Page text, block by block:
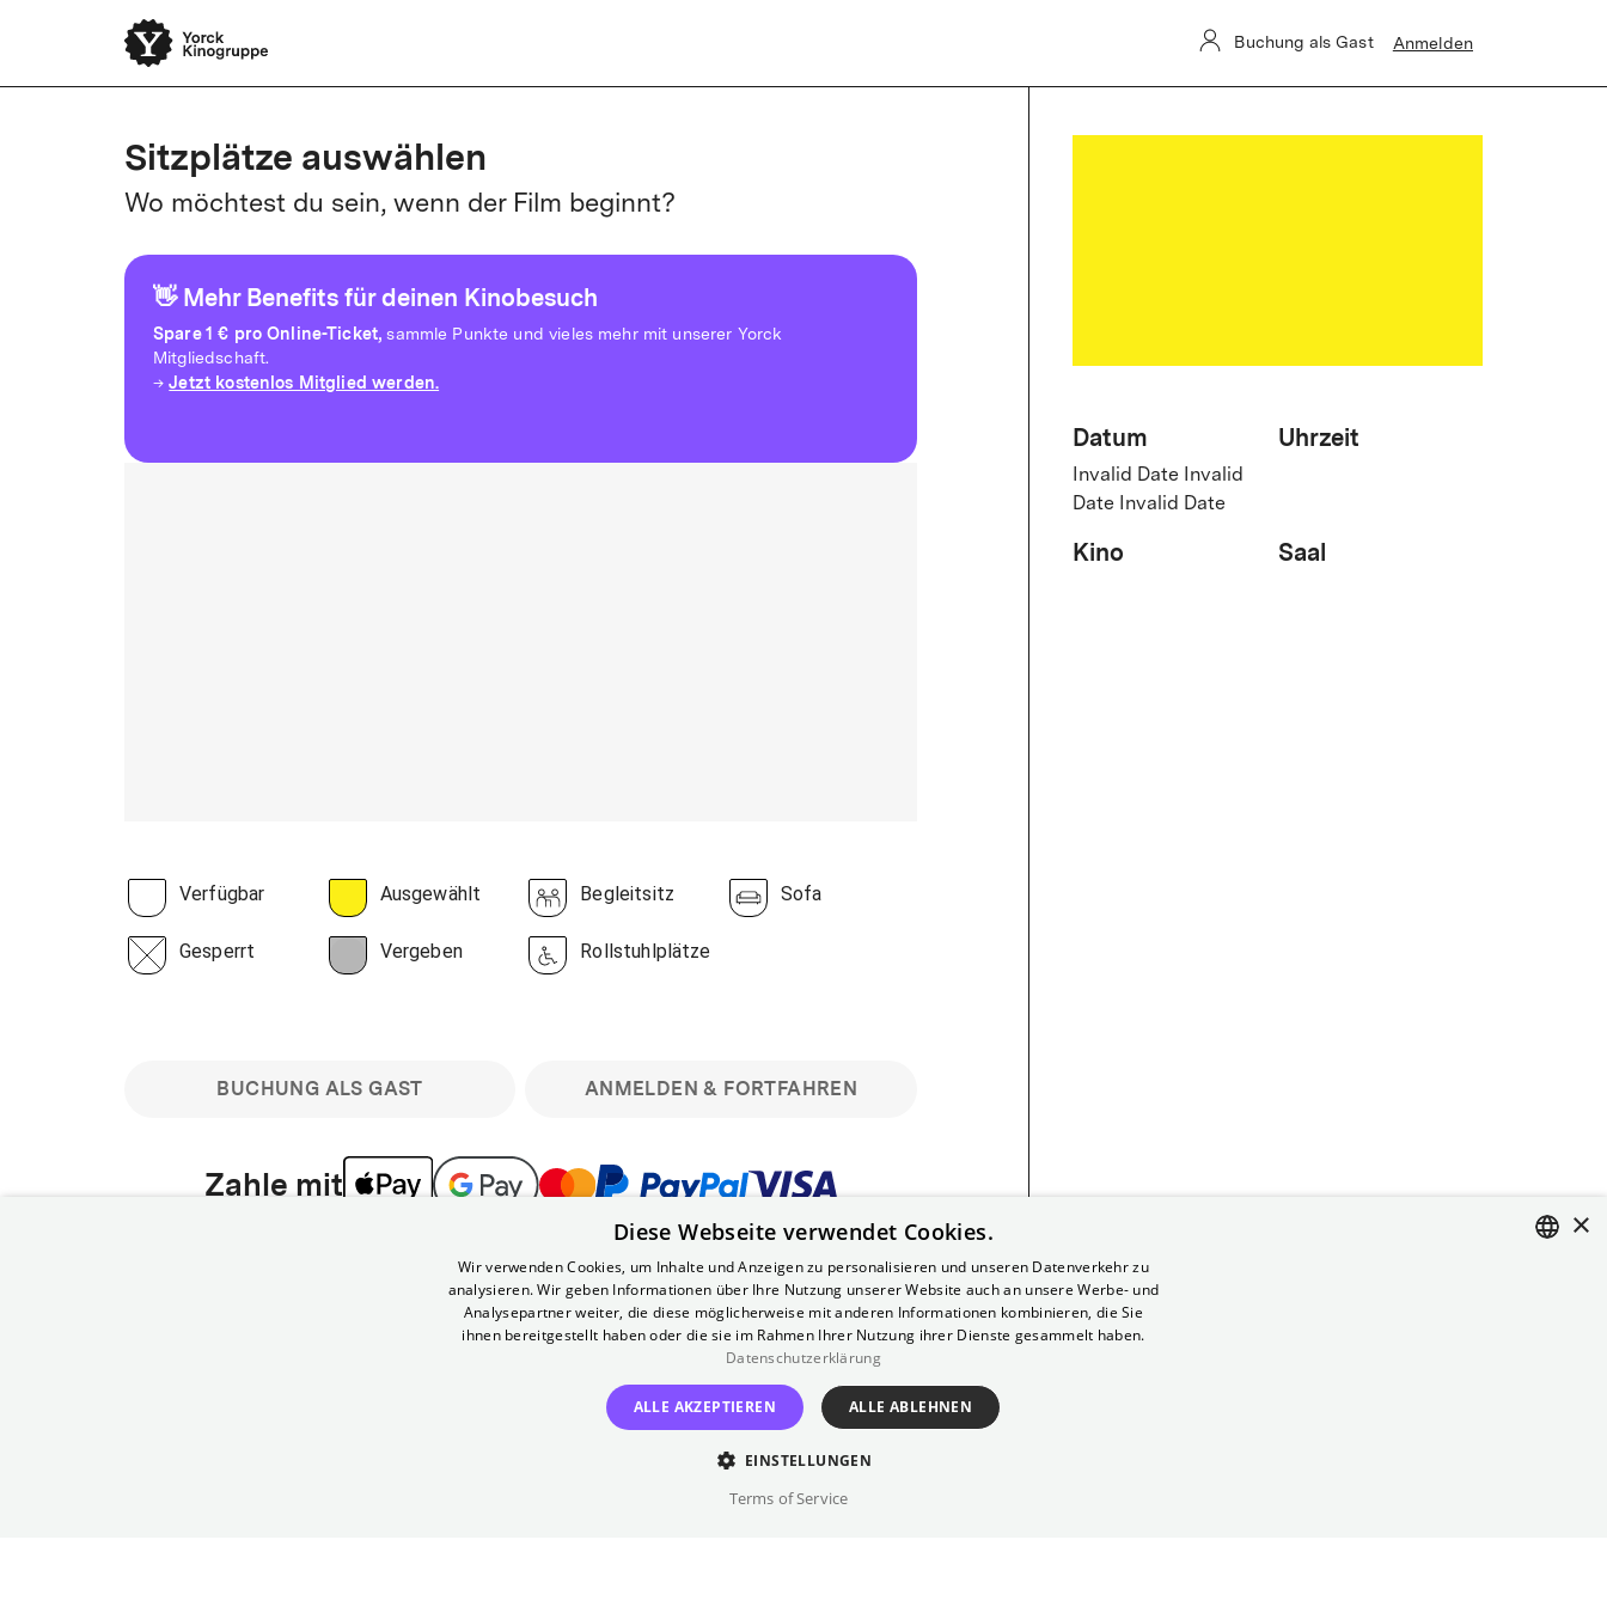
Buchung als Gast Anmelden
Sitzplätze auswählen
Wo möchtest du sein, wenn der Film beginnt?
👋 Mehr Benefits für deinen Kinobesuch
Spare1 € pro Online-Ticket, sammle Punkte und vieles mehr mit unserer Yorck
Mitgliedschaft.
→Jetzt kostenlos Mitglied werden.
Verfügbar Ausgewählt Begleitsitz Sofa
Gesperrt Vergeben Rollstuhlplätze
BUCHUNG ALS GAST ANMELDEN & FORTFAHREN
Zahle mit
Bitte beachte: Gastbuchungen sind nicht stornierbar. Registriere dich kostenlos für bis zu 90
min vor Filmbeginn stornierbare Tickets für reguläre Vorstellungen. Unlimited-Mitglied?
Melde dich an, um deine Benefits nutzen zu können.
Nur sofern du die Buchung angemeldet mit einem kostenlosen Yorck-Mitgliedskonto
Datum
Invalid Date Invalid
Date Invalid Date
Uhrzeit
Kino Saal
×
Diese Webseite verwendet Cookies.
Wir verwenden Cookies, um Inhalte und Anzeigen zu personalisieren und unseren Datenverkehr zu
analysieren. Wir geben Informationen über Ihre Nutzung unserer Website auch an unsere Werbe- und
Analysepartner weiter, die diese möglicherweise mit anderen Informationen kombinieren, die Sie
ihnen bereitgestellt haben oder die sie im Rahmen Ihrer Nutzung ihrer Dienste gesammelt haben.
Datenschutzerklärung
ALLE AKZEPTIEREN ALLE ABLEHNEN
EINSTELLUNGEN
Terms of Service